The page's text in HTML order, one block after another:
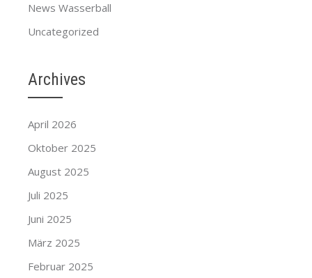
News Wasserball
Uncategorized
Archives
April 2026
Oktober 2025
August 2025
Juli 2025
Juni 2025
März 2025
Februar 2025